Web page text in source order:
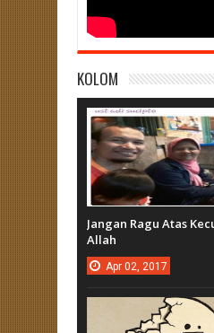
KOLOM
Jangan Ragu Atas
Allah
Apr 02, 2017